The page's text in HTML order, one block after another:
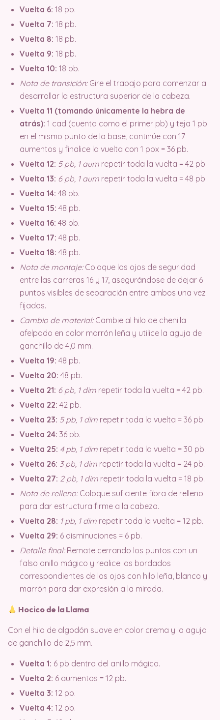
Vuelta 6: 18 pb.
Vuelta 7: 18 pb.
Vuelta 8: 18 pb.
Vuelta 9: 18 pb.
Vuelta 10: 18 pb.
Nota de transición:Gire el trabajo para comenzar a
desarrollar la estructura superior de la cabeza.
Vuelta 11 (tomando únicamente la hebra de
atrás): 1 cad (cuenta como el primer pb) y teja 1 pb
en el mismo punto de la base, continúe con 17
aumentos y finalice la vuelta con 1 pbx = 36 pb.
Vuelta 12: 5 pb, 1 aum repetir toda la vuelta = 42 pb.
Vuelta 13: 6 pb, 1 aum repetir toda la vuelta = 48 pb.
Vuelta 14: 48 pb.
Vuelta 15: 48 pb.
Vuelta 16: 48 pb.
Vuelta 17: 48 pb.
Vuelta 18: 48 pb.
Nota de montaje:Coloque los ojos de seguridad
entre las carreras 16 y 17, asegurándose de dejar 6
puntos visibles de separación entre ambos una vez
fijados.
Cambio de material:Cambie al hilo de chenilla
afelpado en color marrón leña y utilice la aguja de
ganchillo de 4,0 mm.
Vuelta 19: 48 pb.
Vuelta 20: 48 pb.
Vuelta 21: 6 pb, 1 dim repetir toda la vuelta = 42 pb.
Vuelta 22: 42 pb.
Vuelta 23: 5 pb, 1 dim repetir toda la vuelta = 36 pb.
Vuelta 24: 36 pb.
Vuelta 25: 4 pb, 1 dim repetir toda la vuelta = 30 pb.
Vuelta 26: 3 pb, 1 dim repetir toda la vuelta = 24 pb.
Vuelta 27: 2 pb, 1 dim repetir toda la vuelta = 18 pb.
Nota de relleno:Coloque suficiente fibra de relleno
para dar estructura firme a la cabeza.
Vuelta 28: 1 pb, 1 dim repetir toda la vuelta = 12 pb.
Vuelta 29: 6 disminuciones = 6 pb.
Detalle final:Remate cerrando los puntos con un
falso anillo mágico y realice los bordados
correspondientes de los ojos con hilo leña, blanco y
marrón para dar expresión a la mirada.
Hocico de la Llama
Con el hilo de algodón suave en color crema y la aguja
de ganchillo de 2,5 mm.
Vuelta 1: 6 pb dentro del anillo mágico.
Vuelta 2: 6 aumentos = 12 pb.
Vuelta 3: 12 pb.
Vuelta 4: 12 pb.